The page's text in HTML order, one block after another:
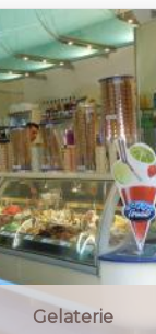
Gelaterie